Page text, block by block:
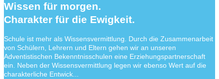
Wissen für morgen.
Charakter für die Ewigkeit.
Schule ist mehr als Wissensvermittlung. Durch die Zusammenarbeit
von Schülern, Lehrern und Eltern gehen wir an unseren
Adventistischen Bekenntnisschulen eine Erziehungspartnerschaft
ein. Neben der Wissensvermittlung legen wir ebenso Wert auf die
charakterliche Entwick...